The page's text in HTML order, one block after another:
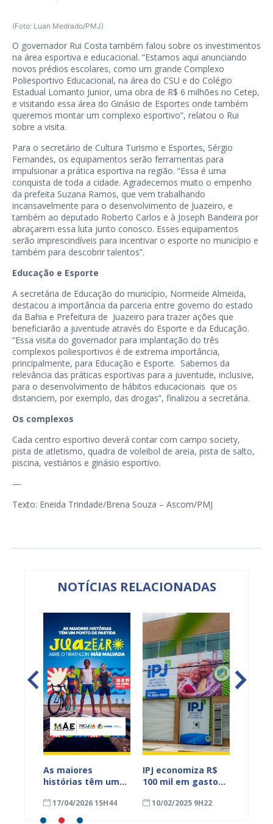
(Foto: Luan Medrado/PMJ)
O governador Rui Costa também falou sobre os investimentos
na área esportiva e educacional. “Estamos aqui anunciando
novos prédios escolares, como um grande Complexo
Poliesportivo Educacional, na área do CSU e do Colégio
Estadual Lomanto Junior, uma obra de R$ 6 milhões no Cetep,
e visitando essa área do Ginásio de Esportes onde também
queremos montar um complexo esportivo”, relatou o Rui
sobre a visita.
Para o secretário de Cultura Turismo e Esportes, Sérgio
Fernandes, os equipamentos serão ferramentas para
impulsionar a prática esportiva na região. “Essa é uma
conquista de toda a cidade. Agradecemos muito o empenho
da prefeita Suzana Ramos, que vem trabalhando
incansavelmente para o desenvolvimento de Juazeiro, e
também ao deputado Roberto Carlos e à Joseph Bandeira por
abraçarem essa luta junto conosco. Esses equipamentos
serão imprescindíveis para incentivar o esporte no município e
também para descobrir talentos”.
Educação e Esporte
A secretária de Educação do município, Normeide Almeida,
destacou a importância da parceria entre governo do estado
da Bahia e Prefeitura de Juazeiro para trazer ações que
beneficiarão a juventude através do Esporte e da Educação.
“Essa visita do governador para implantação do três
complexos poliesportivos é de extrema importância,
principalmente, para Educação e Esporte. Sabemos da
relevância das práticas esportivas para a juventude, inclusive,
para o desenvolvimento de hábitos educacionais que os
distanciem, por exemplo, das drogas”, finalizou a secretária.
Os complexos
Cada centro esportivo deverá contar com campo society,
pista de atletismo, quadra de voleibol de areia, pista de salto,
piscina, vestiários e ginásio esportivo.
—
Texto: Eneida Trindade/Brena Souza – Ascom/PMJ
NOTÍCIAS RELACIONADAS
As maiores
histórias têm um
Juazeiro abre o
Triathlon Mãe
17/04/2026 15H44
IPJ economiza R$
100 mil em gastos
primeiro mês de
10/02/2025 9H22